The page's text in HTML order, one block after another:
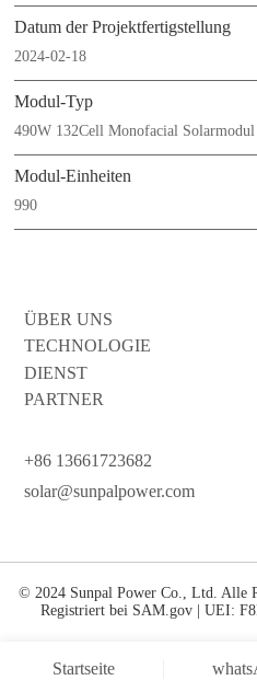
Datum der Projektfertigstellung
2024-02-18
Modul-Typ
490W 132Cell Monofacial Solarmodul
Modul-Einheiten
990
ÜBER UNS
TECHNOLOGIE
DIENST
PARTNER
+86 13661723682
solar@sunpalpower.com
© 2024 Sunpal Power Co., Ltd. Alle
Registriert bei SAM.gov | UEI:
Startseite